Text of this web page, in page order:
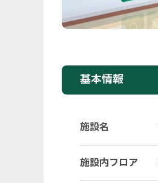
基本情報
施設名
施設内フロア